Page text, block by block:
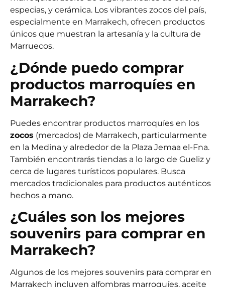
especias, y cerámica. Los vibrantes zocos del país,
especialmente en Marrakech, ofrecen productos
únicos que muestran la artesanía y la cultura de
Marruecos.
¿Dónde puedo comprar
productos marroquíes en
Marrakech?
Puedes encontrar productos marroquíes en los
zocos (mercados) de Marrakech, particularmente
en la Medina y alrededor de la Plaza Jemaa el-Fna.
También encontrarás tiendas a lo largo de Gueliz y
cerca de lugares turísticos populares. Busca
mercados tradicionales para productos auténticos
hechos a mano.
¿Cuáles son los mejores
souvenirs para comprar en
Marrakech?
Algunos de los mejores souvenirs para comprar en
Marrakech incluyen alfombras marroquíes, aceite